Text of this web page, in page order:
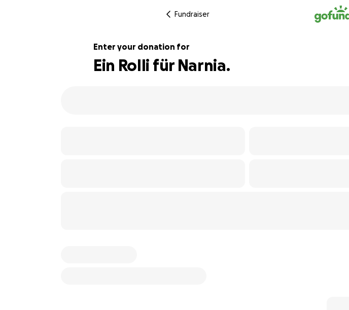
Fundraiser
Enter your donation for
Ein Rolli für Narnia.